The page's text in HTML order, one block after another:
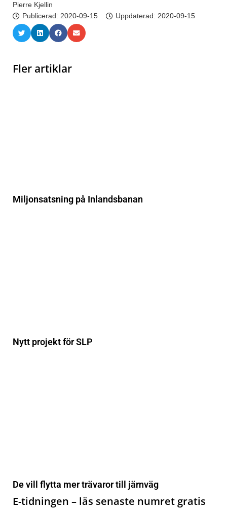
Pierre Kjellin
Publicerad: 2020-09-15 Uppdaterad: 2020-09-15
Fler artiklar
Miljonsatsning på Inlandsbanan
Nytt projekt för SLP
De vill flytta mer trävaror till järnväg
E-tidningen – läs senaste numret gratis